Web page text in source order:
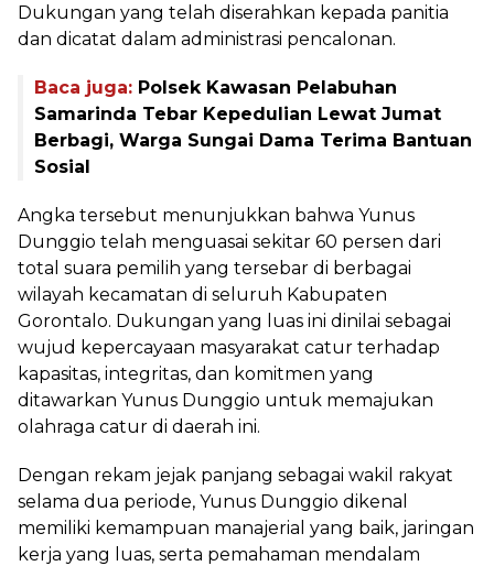
Dukungan yang telah diserahkan kepada panitia
dan dicatat dalam administrasi pencalonan.
Baca juga: Polsek Kawasan Pelabuhan
Samarinda Tebar Kepedulian Lewat Jumat
Berbagi, Warga Sungai Dama Terima Bantuan
Sosial
Angka tersebut menunjukkan bahwa Yunus
Dunggio telah menguasai sekitar 60 persen dari
total suara pemilih yang tersebar di berbagai
wilayah kecamatan di seluruh Kabupaten
Gorontalo. Dukungan yang luas ini dinilai sebagai
wujud kepercayaan masyarakat catur terhadap
kapasitas, integritas, dan komitmen yang
ditawarkan Yunus Dunggio untuk memajukan
olahraga catur di daerah ini.
Dengan rekam jejak panjang sebagai wakil rakyat
selama dua periode, Yunus Dunggio dikenal
memiliki kemampuan manajerial yang baik, jaringan
kerja yang luas, serta pemahaman mendalam